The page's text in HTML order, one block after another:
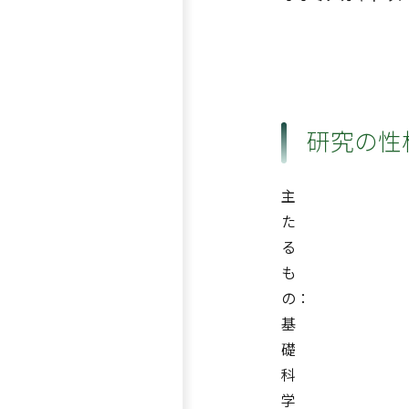
研究の性
主
た
る
も
の：
基
礎
科
学